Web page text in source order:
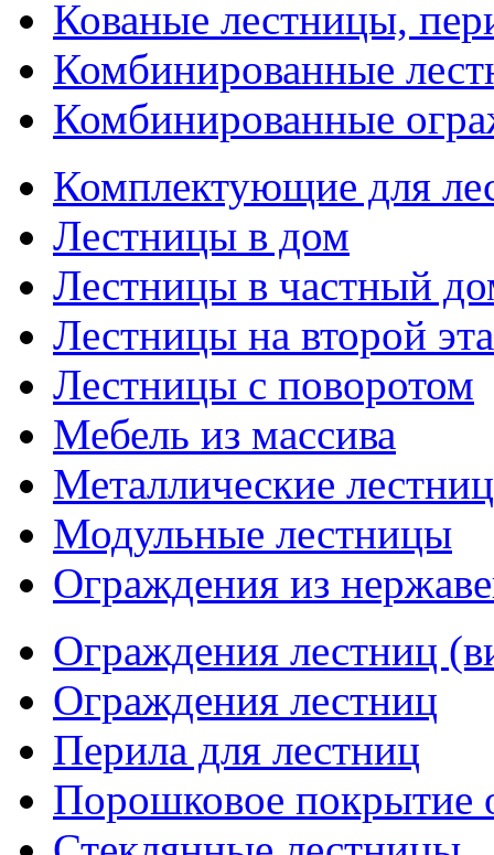
Кованые лестницы,
Комбинированные
Комбинированные
Комплектующие для
Лестницы в дом
Лестницы в частный
Лестницы на второй
Лестницы с поворотом
Мебель из массива
Металлические
Модульные лестницы
Ограждения из
Ограждения лестниц
Ограждения лестниц
Перила для лестниц
Порошковое покрытие